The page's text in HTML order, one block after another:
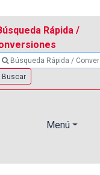
Rápida /
Buscar
Menú